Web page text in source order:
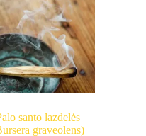
santo lazdelės
graveolens)